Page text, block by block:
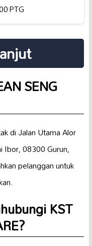
PTG
SENG
di Jalan Utama Alor
Ibor, 08300 Gurun,
pelanggan untuk
KST